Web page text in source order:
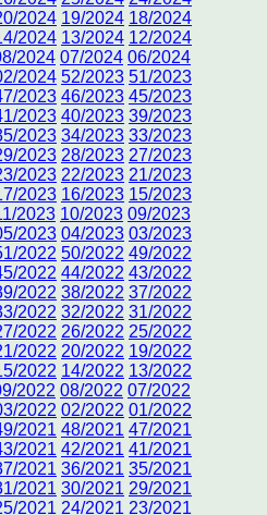
2024 19/2024 18/2024
2024 13/2024 12/2024
2024 07/2024 06/2024
2024 52/2023 51/2023
2023 46/2023 45/2023
2023 40/2023 39/2023
2023 34/2023 33/2023
2023 28/2023 27/2023
2023 22/2023 21/2023
2023 16/2023 15/2023
2023 10/2023 09/2023
2023 04/2023 03/2023
2022 50/2022 49/2022
2022 44/2022 43/2022
2022 38/2022 37/2022
2022 32/2022 31/2022
2022 26/2022 25/2022
2022 20/2022 19/2022
2022 14/2022 13/2022
2022 08/2022 07/2022
2022 02/2022 01/2022
2021 48/2021 47/2021
2021 42/2021 41/2021
2021 36/2021 35/2021
2021 30/2021 29/2021
2021 24/2021 23/2021